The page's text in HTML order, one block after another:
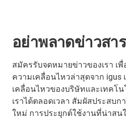
อย่าพลาดข่าวสา
สมัครรับจดหมายข่าวของเรา เ
ความเคลื่อนไหวล่าสุดจาก igus
เคลื่อนไหวของบริษัทและเทคโน
เราได้ตลอดเวลา สัมผัสประส
ใหม่ การประยุกต์ใช้งานที่น่าสน